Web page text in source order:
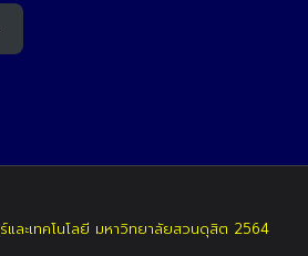
ละเทคโนโลยี มหาวิทยาลัยสวนดุสิต 2564